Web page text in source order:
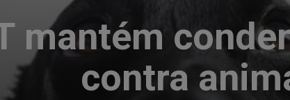
mantém
contra